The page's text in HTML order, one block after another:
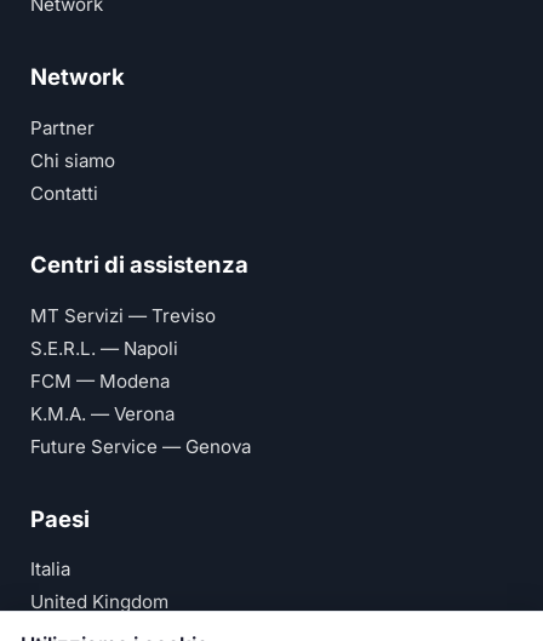
Network
Partner
Chi siamo
Contatti
Centri di assistenza
MT Servizi — Treviso
S.E.R.L. — Napoli
FCM — Modena
K.M.A. — Verona
Future Service — Genova
Paesi
Italia
United Kingdom
Deutschland